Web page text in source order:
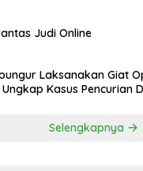
Judi Online
Laksanakan Giat
Kasus Pencurian
Selengkapnya